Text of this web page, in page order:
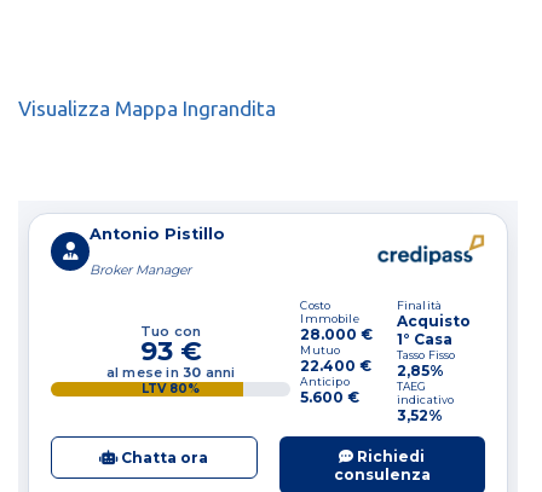
Visualizza Mappa Ingrandita